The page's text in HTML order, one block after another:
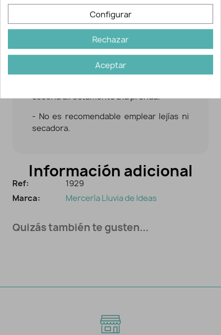
Descripción y detalles
PARA SU COLOCACIÓN:
- Esta aplicación puede fijarse mediante
coserla directamente a la prenda.
- No es recomendable emplear lejías ni
secadora.
Información adicional
Ref:
1929
Marca:
Mercería Lluvia de Ideas
Quizás también te gusten...
Configurar
Rechazar
Aceptar